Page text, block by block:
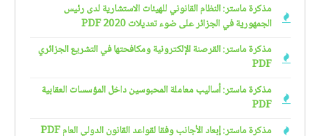
مذكرة ماستر: النظام القانوني للهيئات الاستشارية لدى رئيس
الجمهورية في الجزائر على ضوء تعديلات 2020 PDF
مذكرة ماستر: القرصنة الإلكترونية ومكافحتها في التشريع الجزائري
PDF
مذكرة ماستر: أساليب معاملة المحبوسين داخل المؤسسات العقابية
PDF
مذكرة ماستر: إبعاد الأجانب وفقا لقواعد القانون الدولي العام PDF